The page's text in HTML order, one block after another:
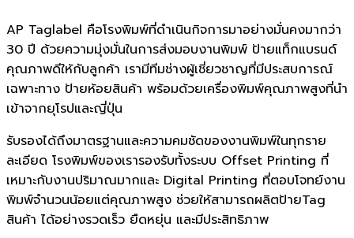
AP Taglabel คือโรงพิมพ์ที่ดำเนินกิจการมาอย่างมั่นคงมากว่า
30 ปี ด้วยความมุ่งมั่นในการส่งมอบงานพิมพ์ ป้ายแท็กแบรนด์
คุณภาพดีให้กับลูกค้า เรามีทีมช่างผู้เชี่ยวชาญที่มีประสบการณ์
เฉพาะทาง ป้ายห้อยสินค้า พร้อมด้วยเครื่องพิมพ์คุณภาพสูงที่นำ
เข้าจากยุโรปและญี่ปุ่น
รับรองได้ถึงมาตรฐานและความคมชัดของงานพิมพ์ในทุกราย
ละเอียด โรงพิมพ์ของเรารองรับทั้งระบบ Offset Printing ที่
เหมาะกับงานปริมาณมากและ Digital Printing ที่ตอบโจทย์งาน
พิมพ์จำนวนน้อยแต่คุณภาพสูง ช่วยให้สามารถผลิตป้ายTag
สินค้า ได้อย่างรวดเร็ว ยืดหยุ่น และมีประสิทธิภาพ